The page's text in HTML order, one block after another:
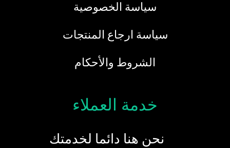
سياسة الخصوصية
سياسة ارجاع المنتجات
الشروط والأحكام
خدمة العملاء
نحن هنا دائما لخدمتك